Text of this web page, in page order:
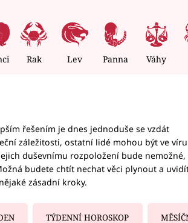
Rak Lev Panna Váhy
řešením je dnes jednoduše se vzdát
záležitosti, ostatní lidé mohou být ve víru
duševnímu rozpoložení bude nemožné,
budete chtít nechat věci plynout a
zásadní kroky.
TÝDENNÍ HOROSKOP